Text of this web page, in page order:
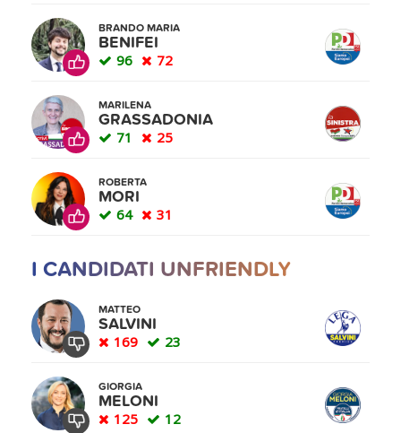
BRANDO MARIA
BENIFEI
96 72
MARILENA
GRASSADONIA
71 25
ROBERTA
MORI
64 31
I CANDIDATI UNFRIENDLY
MATTEO
SALVINI
169 23
GIORGIA
MELONI
125 12